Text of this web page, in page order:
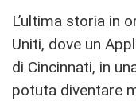
L’ultima storia in
Uniti, dove un
di Cincinnati, in
potuta diventare